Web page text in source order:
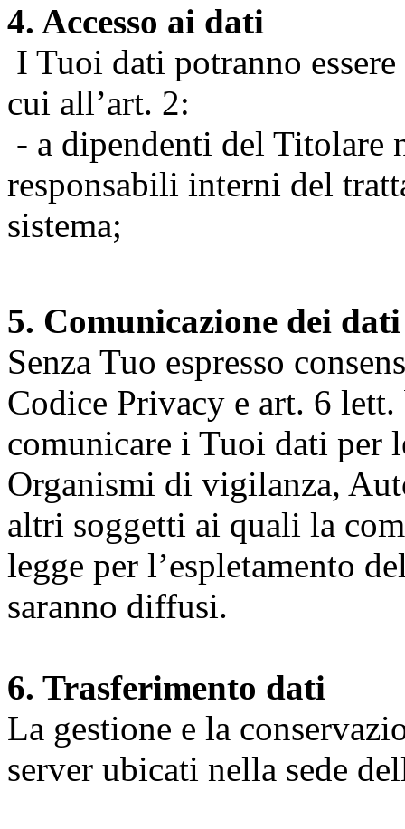
4. Accesso ai dati
I Tuoi dati potranno
cui all’art. 2:
- a dipendenti del Titolare
responsabili interni del
sistema;
5. Comunicazione dei dati
Senza Tuo espresso
Codice Privacy e art. 6
comunicare i Tuoi dati per
Organismi di vigilanza,
altri soggetti ai quali la
legge per l’espletamento
saranno diffusi.
6. Trasferimento dati
La gestione e la
server ubicati nella sede